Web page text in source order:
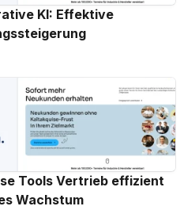
KI: Effektive
Tools Vertrieb effizient
Wachstum